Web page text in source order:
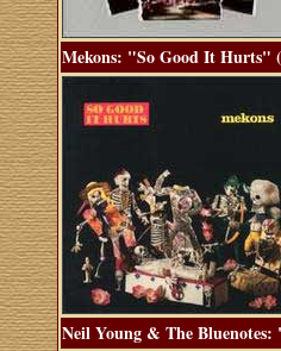
Mekons: "So Good It Hurts"
Neil Young & The